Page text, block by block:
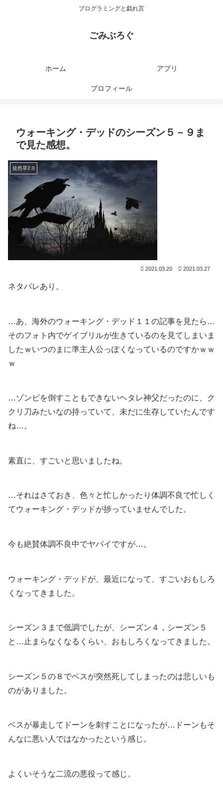
プログラミングと戯れ言
ごみぶろぐ
ホーム アプリ
プロフィール
ウォーキング・デッドのシーズン５－９ま
で見た感想。
徒然草2.0
2021.03.20 2021.03.27
ネタバレあり。
…あ、海外のウォーキング・デッド１１の記事を見たら…
そのフォト内でゲイブリルが生きているのを見てしまいま
したｗいつのまに準主人公っぽくなっているのですかｗｗ
ｗ
…ゾンビを倒すこともできないヘタレ神父だったのに、ク
クリ刀みたいなの持っていて、未だに生存していたんです
ね…。
素直に、すごいと思いましたね。
…それはさておき、色々と忙しかったり体調不良で忙しく
てウォーキング・デッドが捗っていませんでした。
今も絶賛体調不良中でヤバイですが…。
ウォーキング・デッドが、最近になって、すごいおもしろ
くなってきました。
シーズン３まで低調でしたが、シーズン４，シーズン５
と…止まらなくなるくらい、おもしろくなってきました。
シーズン５の８でベスが突然死してしまったのは悲しいも
のがありました。
ベスが暴走してドーンを刺すことになったが…ドーンもそ
んなに悪い人ではなかったという感じ。
よくいそうな二流の悪役って感じ。